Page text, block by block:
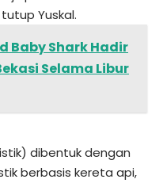
Yuskal.
Baby Shark Hadir
Selama Libur
dibentuk dengan
berbasis kereta api,